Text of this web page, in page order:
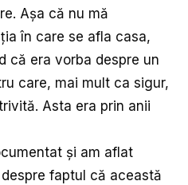
Așa că nu mă
în care se afla casa,
că era vorba despre un
care, mai mult ca sigur,
Asta era prin anii
și am aflat
faptul că această